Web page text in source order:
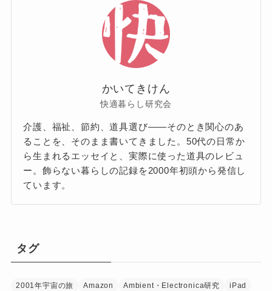
かいてきけん
快適暮らし研究会
介護、福祉、節約、道具選び——そのとき関心のあ
ることを、そのまま書いてきました。50代の日常か
ら生まれるエッセイと、実際に使った道具のレビュ
ー。飾らない暮らしの記録を2000年初頭から発信し
ています。
タグ
2001年宇宙の旅 Amazon Ambient・Electronica研究
iPad